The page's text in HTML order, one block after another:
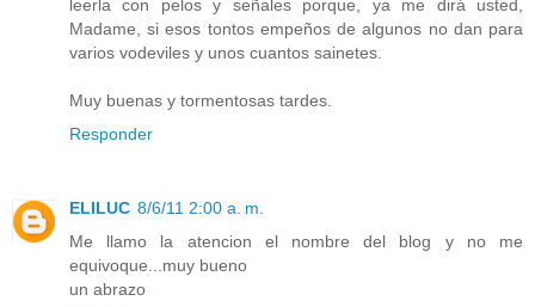
leerla con pelos y señales porque, ya me dirá usted,
Madame, si esos tontos empeños de algunos no dan para
varios vodeviles y unos cuantos sainetes.
Muy buenas y tormentosas tardes.
Responder
ELILUC 8/6/11 2:00 a. m.
Me llamo la atencion el nombre del blog y no me
equivoque...muy bueno
un abrazo